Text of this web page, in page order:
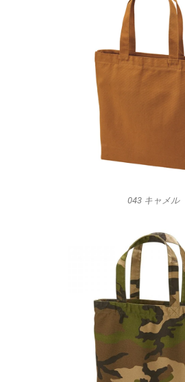
043 キャメル